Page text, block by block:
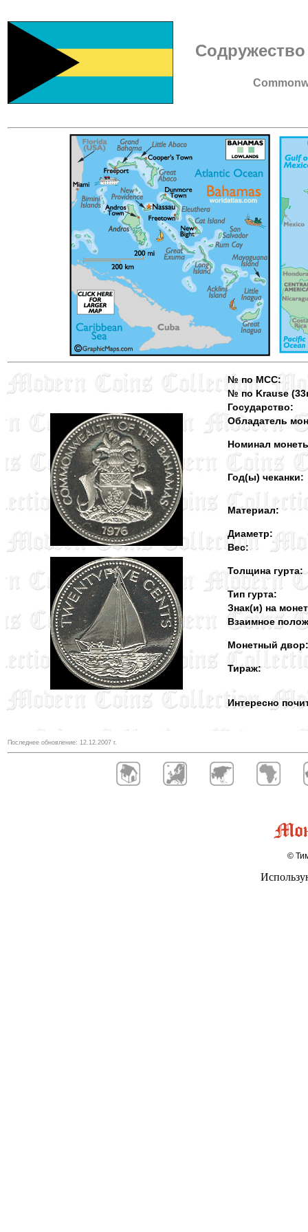
№ по MCC:
№ по Krause
Государство:
Обладатель
Номинал
Год(ы) чеканки:
Материал:
Диаметр:
Вес:
Толщина гурта:
Тип гурта:
Знак(и) на
Взаимное
Монетный двор:
Тираж:
Интересно
Последнее обновление: 12.12.2007 г.
©